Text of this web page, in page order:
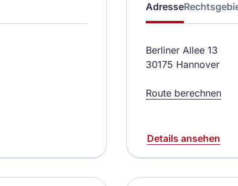
Adresse
Berliner Allee 13
30175 Hannover
Route berechnen
Details ansehen